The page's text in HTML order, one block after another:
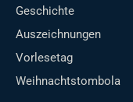
Geschichte
Auszeichnungen
Vorlesetag
Weihnachtstombola